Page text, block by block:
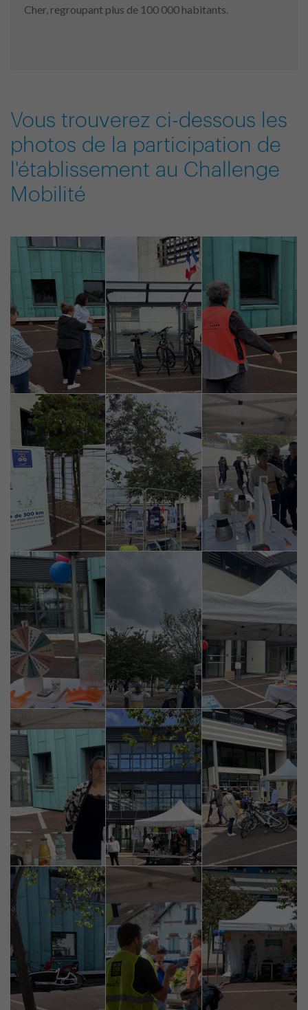
Cher, regroupant plus de 100 000 habitants.
Vous trouverez ci-dessous les
photos de la participation de
l'établissement au Challenge
Mobilité